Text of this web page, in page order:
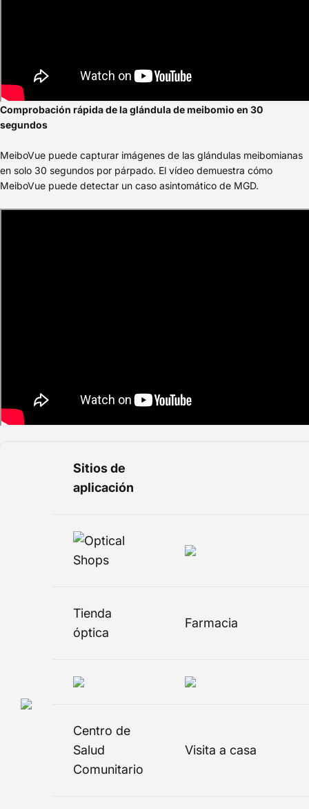
Comprobación rápida de la glándula de meibomio en 30
segundos
MeiboVue puede capturar imágenes de las glándulas meibomianas
en solo 30 segundos por párpado. El vídeo demuestra cómo
MeiboVue puede detectar un caso asintomático de MGD.
Sitios de
aplicación
Tienda
óptica
Farmacia
Centro de
Salud
Comunitario
Visita a casa